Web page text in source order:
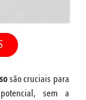
são cruciais para
sem a